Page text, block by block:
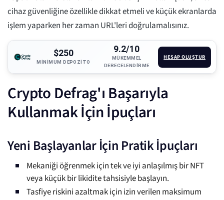
cihaz güvenliğine özellikle dikkat etmeli ve küçük ekranlarda
işlem yaparken her zaman URL'leri doğrulamalısınız.
$250
MINIMUM DEPOZITO
9.2/10
MÜKEMMEL
DERECELENDIRME
HESAP OLUŞTUR
Crypto Defrag'ı Başarıyla
Kullanmak İçin İpuçları
Yeni Başlayanlar İçin Pratik İpuçları
Mekaniği öğrenmek için tek ve iyi anlaşılmış bir NFT
veya küçük bir likidite tahsisiyle başlayın.
Tasfiye riskini azaltmak için izin verilen maksimum